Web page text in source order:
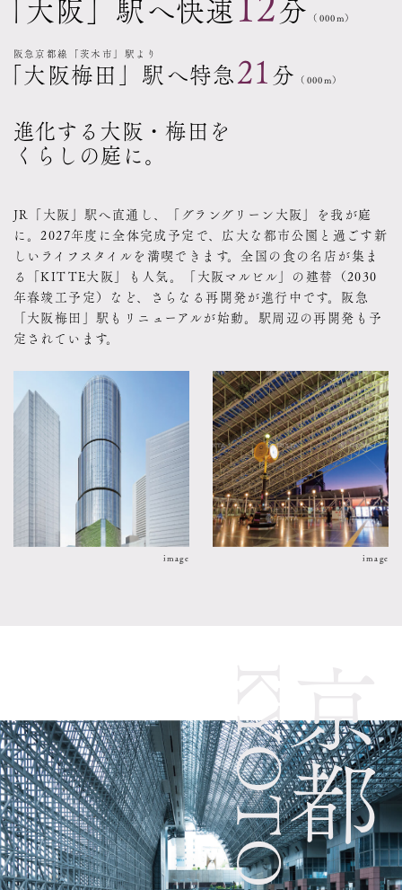
大阪」駅へ快速 分 （000m）
阪急京都線「茨木市」駅より
「大阪梅田」駅へ特急 21 分 （000m）
進化する大阪・梅田を
くらしの庭に。
JR「大阪」駅へ直通し、「グラングリーン大阪」を我が庭
に。2027年度に全体完成予定で、広大な都市公園と過ごす新
しいライフスタイルを満喫できます。全国の食の名店が集ま
る「KITTE大阪」も人気。「大阪マルビル」の建替（2030
年春竣工予定）など、さらなる再開発が進行中です。阪急
「大阪梅田」駅もリニューアルが始動。駅周辺の再開発も予
定されています。
image image
KYOTO京都